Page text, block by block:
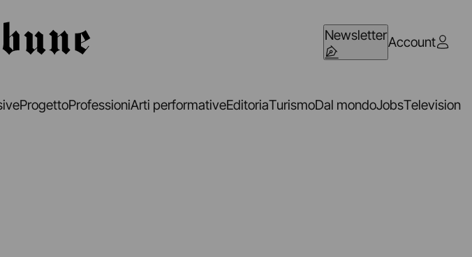
NewsletterAccount
ProgettoProfessioniArti performativeEditoriaTurismoDal mondoJobsTelevision